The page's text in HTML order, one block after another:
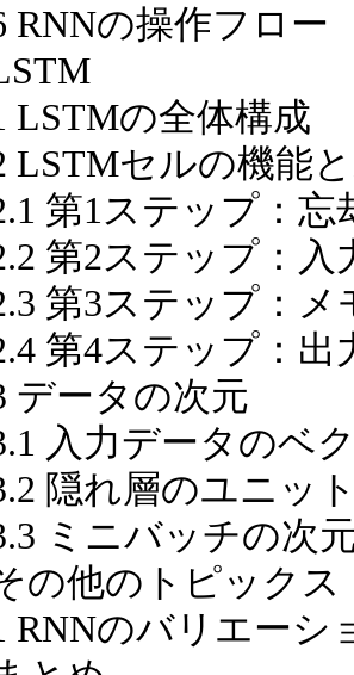
RNNの操作フロー
LSTMの全体構成
LSTMセルの機能
第1ステップ：忘
第2ステップ：入
第3ステップ：
第4ステップ：出
データの次元
入力データのベ
隠れ層のユニッ
ミニバッチの次
の他のトピックス
RNNのバリエーシ